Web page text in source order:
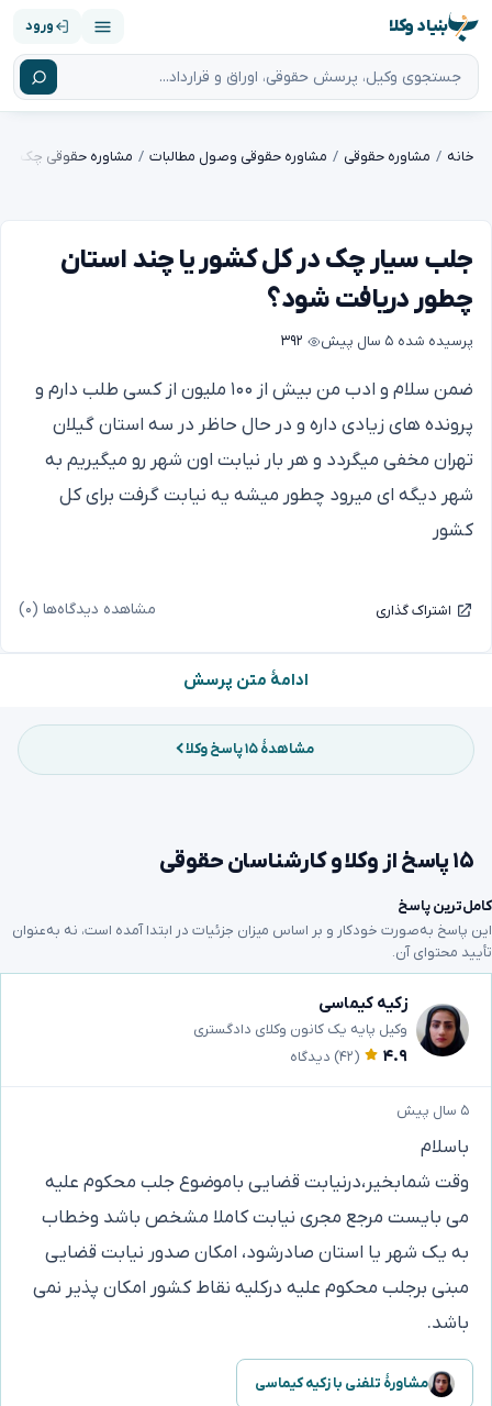
بنیاد وکلا ورود
خانه مشاوره حقوقی مشاوره حقوقی وصول مطالبات مشاوره حقوقی چک
جلب سیار چک در کل کشور یا چند استان
چطور دریافت شود؟
پرسیده شده ۵ سال پیش ۳۹۲
ضمن سلام و ادب من بیش از ۱۰۰ ملیون از کسی طلب دارم و
پرونده های زیادی داره و در حال حاظر در سه استان گیلان
تهران مخفی میگردد و هر بار نیابت اون شهر رو میگیریم به
شهر دیگه ای میرود چطور میشه یه نیابت گرفت برای کل
کشور
اشتراک گذاری مشاهده دیدگاه‌ها (۰)
ادامهٔ متن پرسش
مشاهدهٔ ۱۵ پاسخ وکلا
۱۵ پاسخ از وکلا و کارشناسان حقوقی
کامل‌ترین پاسخ
این پاسخ به‌صورت خودکار و بر اساس میزان جزئیات در ابتدا آمده است، نه به‌عنوان
تأیید محتوای آن.
زکیه کیماسی
وکیل پایه یک کانون وکلای دادگستری
۴.۹ (۴۲) دیدگاه
۵ سال پیش
باسلام
وقت شمابخیر،درنیابت قضایی باموضوع جلب محکوم علیه
می بایست مرجع مجری نیابت کاملا مشخص باشد وخطاب
به یک شهر یا استان صادرشود، امکان صدور نیابت قضایی
مبنی برجلب محکوم علیه درکلیه نقاط کشور امکان پذیر نمی
باشد.
مشاورهٔ تلفنی با زکیه کیماسی